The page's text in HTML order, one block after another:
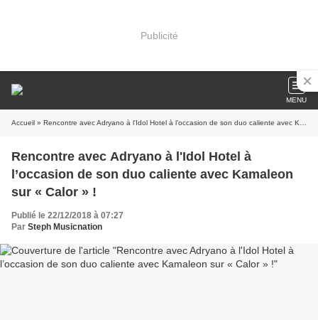
Publicité
MENU
Accueil » Rencontre avec Adryano à l'Idol Hotel à l’occasion de son duo caliente avec Kamaleon sur « Calor » !
Rencontre avec Adryano à l'Idol Hotel à
l’occasion de son duo caliente avec Kamaleon
sur « Calor » !
Publié le 22/12/2018 à 07:27
Par Steph Musicnation